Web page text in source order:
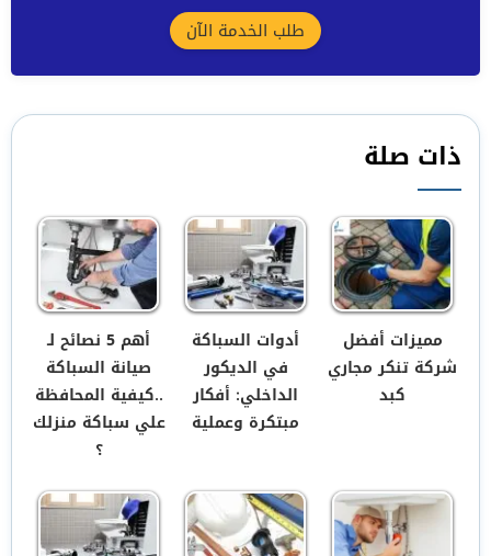
طلب الخدمة الآن
ذات صلة
مميزات أفضل
شركة تنكر مجاري
كبد
أدوات السباكة
في الديكور
الداخلي: أفكار
مبتكرة وعملية
أهم 5 نصائح لـ
صيانة السباكة
..كيفية المحافظة
علي سباكة منزلك
؟